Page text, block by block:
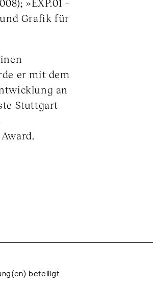
»EXP.01 –
Grafik für
er mit dem
an
Stuttgart
beteiligt